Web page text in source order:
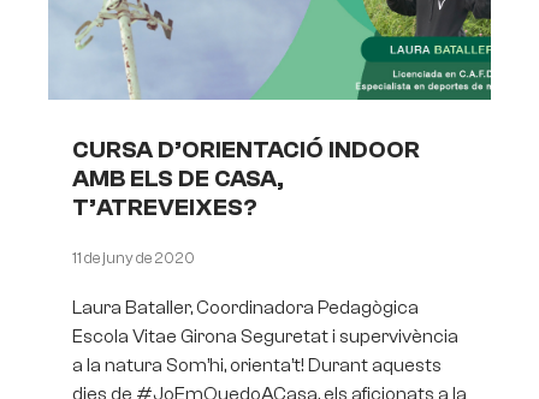
CURSA D’ORIENTACIÓ INDOOR
AMB ELS DE CASA,
T’ATREVEIXES?
11 de juny de 2020
Laura Bataller, Coordinadora Pedagògica
Escola Vitae Girona Seguretat i supervivència
a la natura Som’hi, orienta’t! Durant aquests
dies de #JoEmQuedoACasa, els aficionats a la